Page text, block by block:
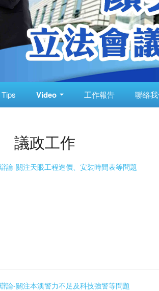
Tips Video 工作報告 聯絡
議政工作
論-關注天眼工程造價、安裝時間表等問題
論-關注本澳警力不足及科技強警等問題